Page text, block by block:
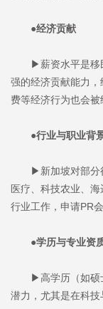
●经济贡献
▶薪资水平是移民
强的经济贡献能力
费等经济行为也会被
●行业与职业背
▶新加坡对部分行
医疗、科技农业、
行业工作，申请PR会
●学历与专业资
▶高学历（如硕士
潜力，尤其是在科技